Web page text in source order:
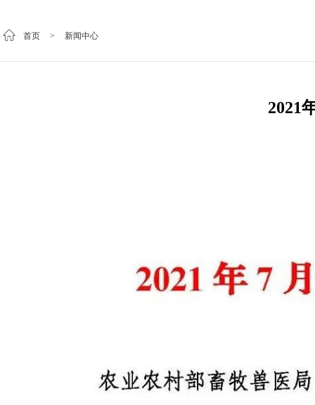
首页 > 新闻中心
2021